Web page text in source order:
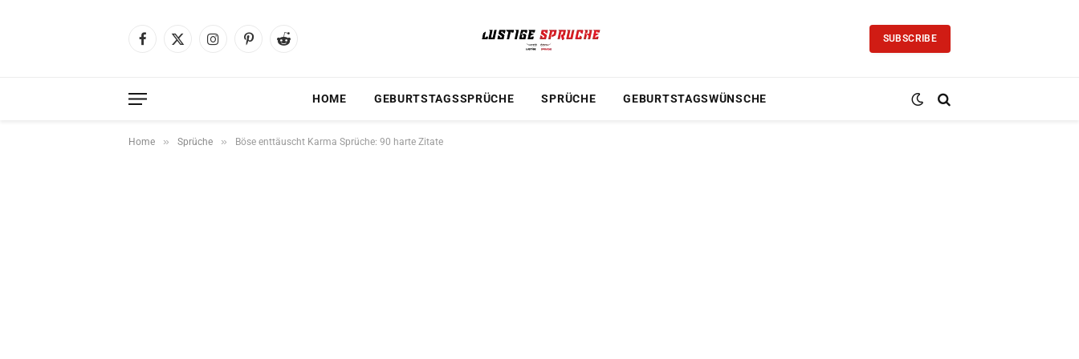
Facebook
X
InstagramPinterestReddit
SUBSCRIBE
HOME GEBURTSTAGSSPRÜCHE SPRÜCHE GEBURTSTAGSWÜNSCHE
Home » Sprüche » Böse enttäuscht Karma Sprüche: 90 harte Zitate